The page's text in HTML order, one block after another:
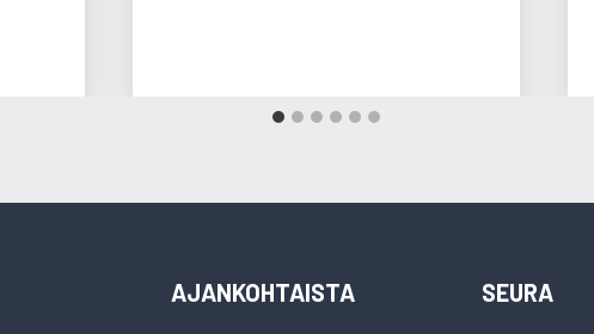
AJANKOHTAISTA SEURA